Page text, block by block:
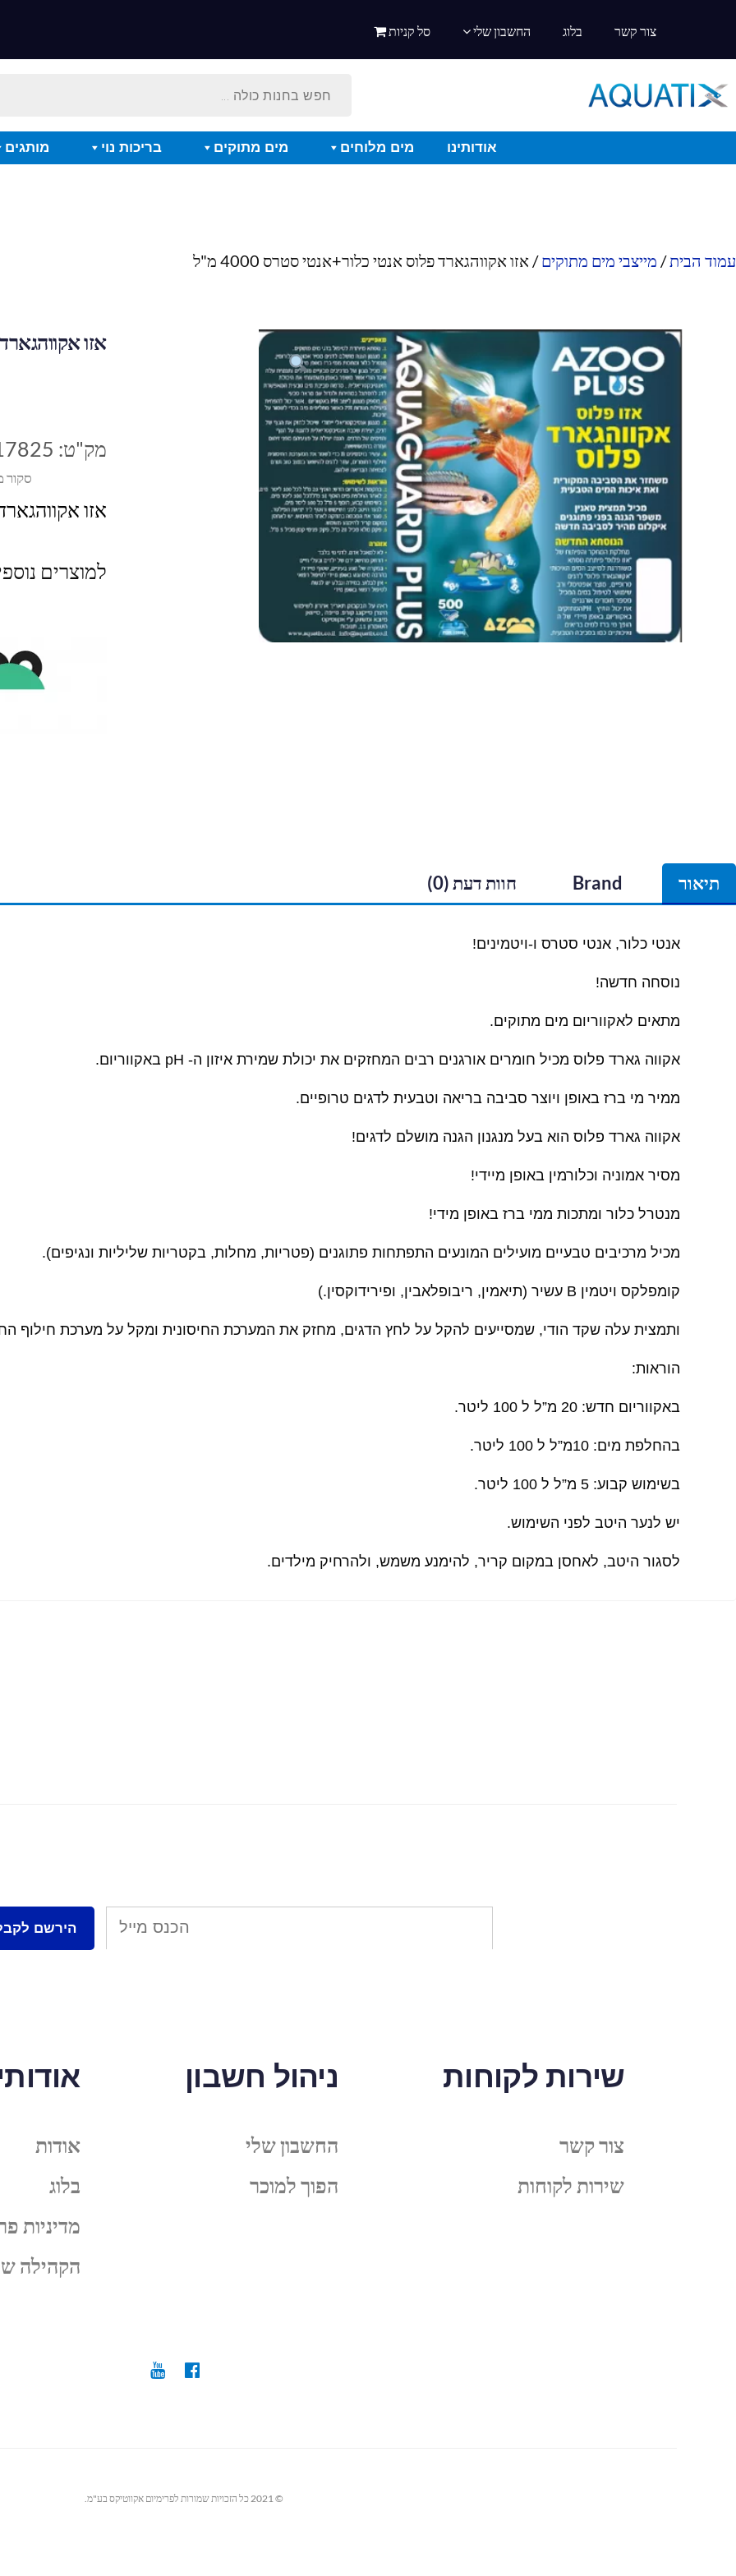
צור קשר בלוג החשבון שלי סל קניות
אודותינו מים מלוחים מים מתוקים בריכות נוי מותגים
עמוד הבית/ מייצבי מים מתוקים/ אזו אקווהגארד פלוס אנטי כלור+אנטי סטרס 4000 מ"ל
אזו אקווהגארד
סקור
מק"ט:
אזו אקווהגארד
למוצרים
תיאור Brand חוות דעת (0)
אנטי כלור, אנטי סטרס ו-ויטמינים!
נוסחה חדשה!
מתאים לאקווריום מים מתוקים.
אקווה גארד פלוס מכיל חומרים אורגנים רבים המחזקים את יכולת שמירת איזון ה- pH באקווריום.
ממיר מי ברז באופן ויוצר סביבה בריאה וטבעית לדגים טרופיים.
אקווה גארד פלוס הוא בעל מנגנון הגנה מושלם לדגים!
מסיר אמוניה וכלורמין באופן מיידי!
מנטרל כלור ומתכות ממי ברז באופן מידי!
מכיל מרכיבים טבעיים מועילים המונעים התפתחות פתוגנים (פטריות, מחלות, בקטריות שליליות ונגיפים).
קומפלקס ויטמין B עשיר (תיאמין, ריבופלאבין, ופירידוקסין.)
ותמצית עלה שקד הודי, שמסייעים להקל על לחץ הדגים, מחזק את המערכת החיסונית ומקל על מערכת חילוף
הוראות:
באקווריום חדש: 20 מ”ל ל 100 ליטר.
בהחלפת מים: 10מ”ל ל 100 ליטר.
בשימוש קבוע: 5 מ”ל ל 100 ליטר.
יש לנער היטב לפני השימוש.
לסגור היטב, לאחסן במקום קריר, להימנע משמש, ולהרחיק מילדים.
שירות לקוחות
צור קשר
שירות לקוחות
ניהול חשבון
החשבון שלי
הפוך למוכר
אודות
בלוג
מדיניות
הקהילה
© 2021 כל הזכויות שמורות לפרימיום אקווטיקס בע"מ.